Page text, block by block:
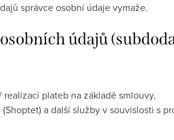
správce osobní údaje vymaže.
údajů
plateb na základě smlouvy,
a další služby v souvislosti s